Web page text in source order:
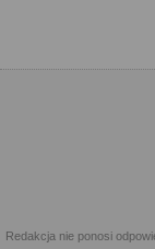
Redakcja nie ponosi